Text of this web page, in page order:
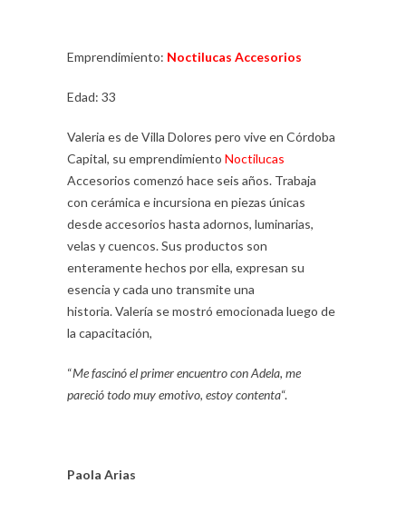
Emprendimiento: Noctilucas Accesorios
Edad: 33
Valeria es de Villa Dolores pero vive en Córdoba
Capital, su emprendimiento Noctilucas
Accesorios comenzó hace seis años. Trabaja
con cerámica e incursiona en piezas únicas
desde accesorios hasta adornos, luminarias,
velas y cuencos. Sus productos son
enteramente hechos por ella, expresan su
esencia y cada uno transmite una
historia. Valería se mostró emocionada luego de
la capacitación,
“Me fascinó el primer encuentro con Adela, me
pareció todo muy emotivo, estoy contenta“.
Paola Arias